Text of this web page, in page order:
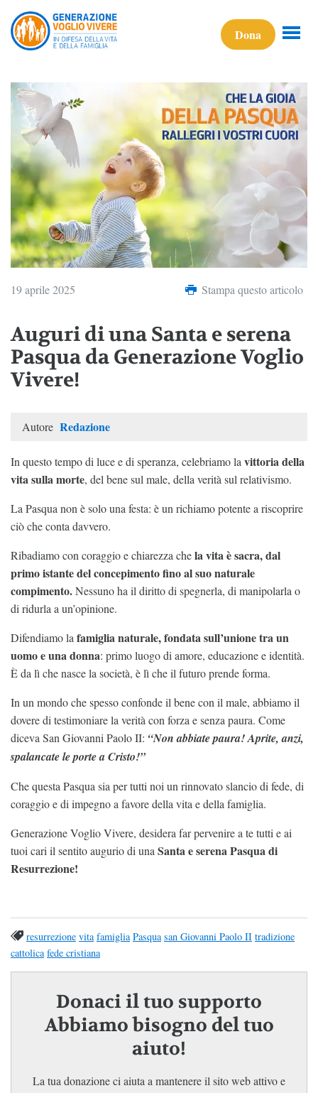
Dona
19 aprile 2025 Stampa questo articolo
Auguri di una Santa e serena
Pasqua da Generazione Voglio
Vivere!
Autore Redazione
In questo tempo di luce e di speranza, celebriamo la vittoria della
vita sulla morte, del bene sul male, della verità sul relativismo.
La Pasqua non è solo una festa: è un richiamo potente a riscoprire
ciò che conta davvero.
Ribadiamo con coraggio e chiarezza chela vita è sacra, dal
primo istante del concepimento fino al suo naturale
compimento.Nessuno ha il diritto di spegnerla, di manipolarla o
di ridurla a un’opinione.
Difendiamo la famiglia naturale, fondata sull’unione tra un
uomo e una donna: primo luogo di amore, educazione e identità.
È da lì che nasce la società, è lì che il futuro prende forma.
In un mondo che spesso confonde il bene con il male, abbiamo il
dovere di testimoniare la verità con forza e senza paura. Come
diceva San Giovanni Paolo II: “Non abbiate paura! Aprite, anzi,
spalancate le porte a Cristo!”
Che questa Pasqua sia per tutti noi un rinnovato slancio di fede, di
coraggio e di impegno a favore della vita e della famiglia.
Generazione Voglio Vivere, desidera far pervenire a te tutti e ai
tuoi cari il sentito augurio di una Santa e serena Pasqua di
Resurrezione!
resurrezione vita famiglia Pasqua san Giovanni Paolo II tradizione
cattolica fede cristiana
Donaci il tuo supporto
Abbiamo bisogno del tuo
aiuto!
La tua donazione ci aiuta a mantenere il sito web attivo e